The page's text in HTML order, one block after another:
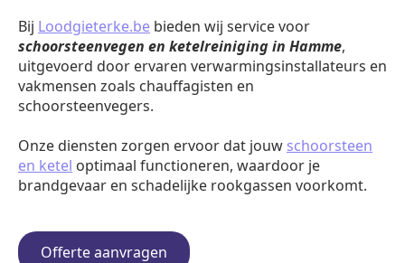
Bij Loodgieterke.be bieden wij service voor
schoorsteenvegen en ketelreiniging in Hamme,
uitgevoerd door ervaren verwarmingsinstallateurs en
vakmensen zoals chauffagisten en
schoorsteenvegers.
Onze diensten zorgen ervoor dat jouw schoorsteen
en ketel optimaal functioneren, waardoor je
brandgevaar en schadelijke rookgassen voorkomt.
Offerte aanvragen